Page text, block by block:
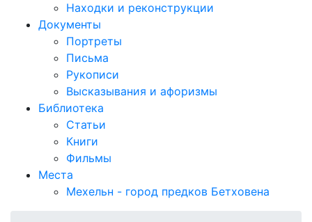
Находки и реконструкции
Документы
Портреты
Письма
Рукописи
Высказывания и афоризмы
Библиотека
Статьи
Книги
Фильмы
Места
Мехельн - город предков Бетховена